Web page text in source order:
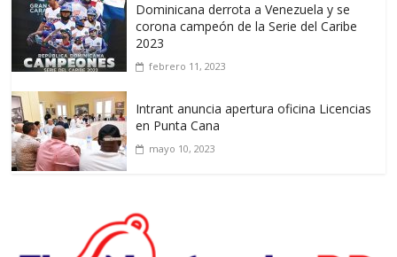
Dominicana derrota a Venezuela y se
corona campeón de la Serie del Caribe
2023
febrero 11, 2023
Intrant anuncia apertura oficina Licencias
en Punta Cana
mayo 10, 2023